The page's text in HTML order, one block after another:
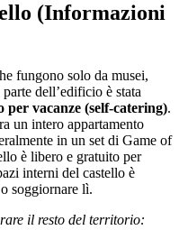
(Informazioni
fungono solo da musei,
dell’edificio è stata
per vacanze (self-catering).
un intero appartamento
in un set di Game of
è libero e gratuito per
interni del castello è
soggiornare lì.
il resto del territorio: